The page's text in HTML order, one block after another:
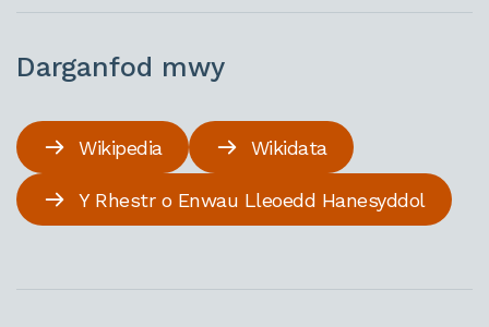
Darganfod mwy
Wikipedia Wikidata
Y Rhestr o Enwau Lleoedd Hanesyddol